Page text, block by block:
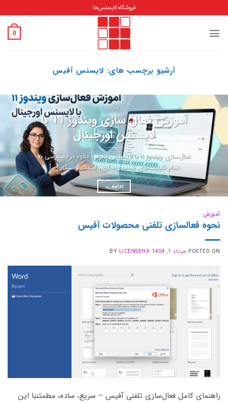
content
فروشگاه لایسنس‌ها
0
آرشیو برچسب های: لایسنس آفیس
آموزش
آموزش فعال سازی ویندوز 11 با
لایسنس اورجینال
فعال‌سازی ویندوز ۱۱ با لایسنس قانونی علاوه بر دسترسی به
تمام قابلیت‌های شخصی‌سازی، امنیت دستگاه [...]
ادامه→
آموزش
نحوه فعالسازی تلفنی محصولات آفیس
POSTED ON خرداد 1, 1404 BY LICENSEHA
راهنمای کامل فعال‌سازی تلفنی آفیس – سریع، ساده، مطمئنبا این